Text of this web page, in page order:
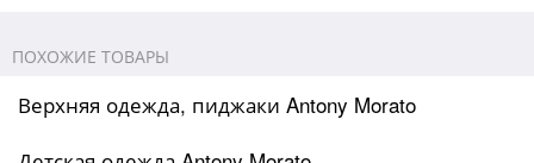
ПОХОЖИЕ ТОВАРЫ
Верхняя одежда, пиджаки Antony Morato